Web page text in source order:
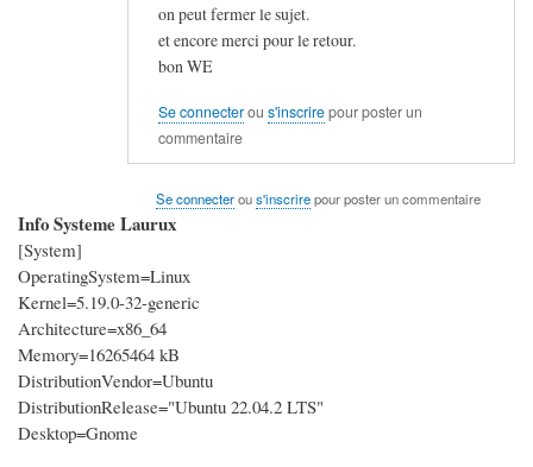
on peut fermer le sujet.
et encore merci pour le retour.
bon WE
Se connecterou s'inscrirepour poster un
commentaire
Se connecterous'inscrirepour poster un commentaire
Info Systeme Laurux
[System]
OperatingSystem=Linux
Kernel=5.19.0-32-generic
Architecture=x86_64
Memory=16265464 kB
DistributionVendor=Ubuntu
DistributionRelease="Ubuntu 22.04.2 LTS"
Desktop=Gnome